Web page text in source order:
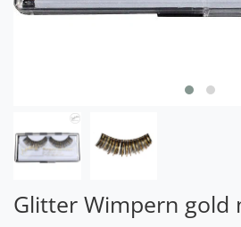
Glitter Wimpern gold